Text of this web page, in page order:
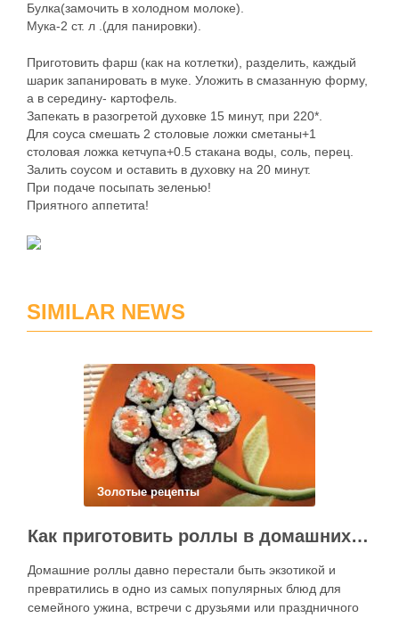
Булка(замочить в холодном молоке).
Мука-2 ст. л .(для панировки).
Приготовить фарш (как на котлетки), разделить, каждый
шарик запанировать в муке. Уложить в смазанную форму,
а в середину- картофель.
Запекать в разогретой духовке 15 минут, при 220*.
Для соуса смешать 2 столовые ложки сметаны+1
столовая ложка кетчупа+0.5 стакана воды, соль, перец.
Залить соусом и оставить в духовку на 20 минут.
При подаче посыпать зеленью!
Приятного аппетита!
SIMILAR NEWS
Золотые рецепты
Как приготовить роллы в домашних условиях?
Домашние роллы давно перестали быть экзотикой и
превратились в одно из самых популярных блюд для
семейного ужина, встречи с друзьями или праздничного